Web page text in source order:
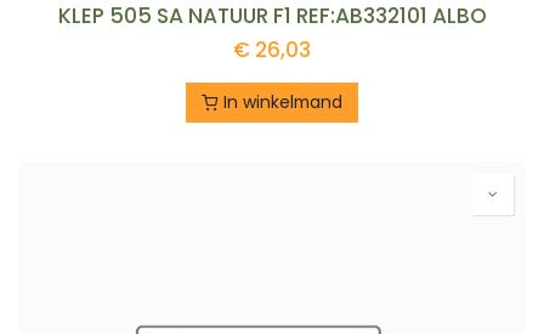
KLEP 505 SA NATUUR F1 REF:AB332101 ALBO
€ 26,03
In winkelmand